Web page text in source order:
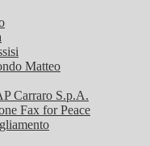
Matteo
Carraro S.p.A.
Fax for Peace